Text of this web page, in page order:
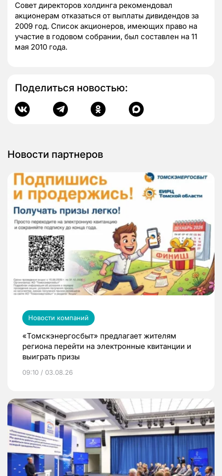
Совет директоров холдинга рекомендовал
акционерам отказаться от выплаты дивидендов за
2009 год. Список акционеров, имеющих право на
участие в годовом собрании, был составлен на 11
мая 2010 года.
Поделиться новостью:
Новости партнеров
Новости компаний
«Томскэнергосбыт» предлагает жителям
региона перейти на электронные квитанции и
выиграть призы
09:10 / 03.08.26